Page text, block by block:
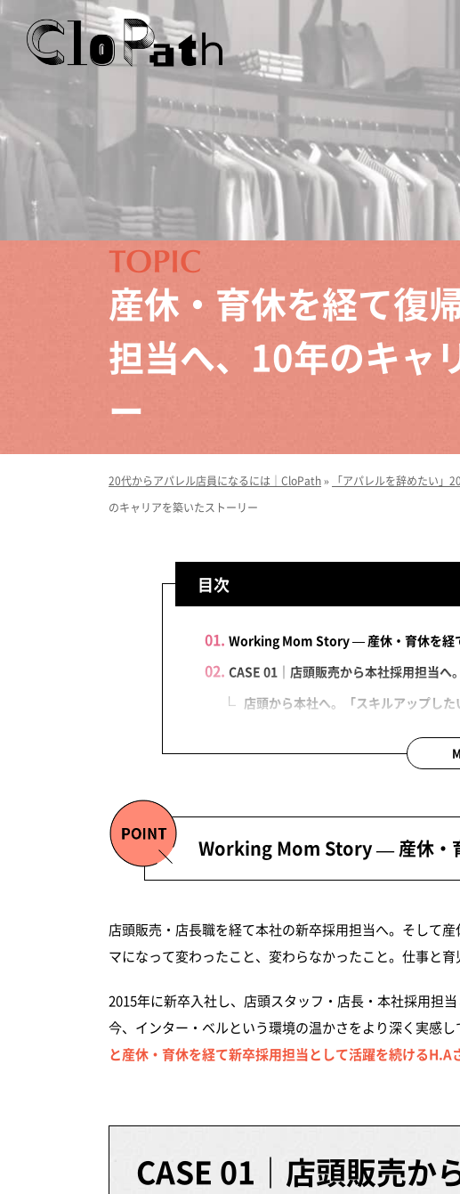
産休・育休を経て復
担当へ、10年のキャ
ー
20代からアパレル店員になるには｜CloPath» 「アパレルを辞めたい」
のキャリアを築いたストーリー
目次
Working Mom Story — 産休・育休を経
CASE 01｜店頭販売から本社採用担当
店頭から本社へ。「スキルアップし
復職の不安を超えられたのは、周り
H.Aさんのキャリアステップ まとめ
Working Mom Story — 産休・
店頭販売・店長職を経て本社の新卒採用担当へ。そして
マになって変わったこと、変わらなかったこと。仕事と
2015年に新卒入社し、店頭スタッフ・店長・本社採用担
今、インター・ベルという環境の温かさをより深く実感し
と産休・育休を経て新卒採用担当として活躍を続けるH.A
CASE 01｜店頭販売か